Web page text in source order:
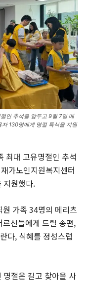
인 추석을 앞두고 9월 7일 메
130명에게 명절 특식을 지원
최대 고유명절인 추석
가노인지원복지센터
지원했다.
가족 34명의 메리츠
신들에게 드릴 송편,
다, 식혜를 정성스럽
명절은 길고 찾아올 사